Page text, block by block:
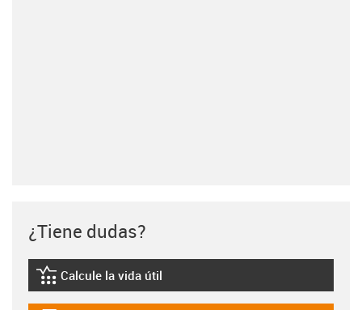
¿Tiene dudas?
igus-icon-lebensdauerrechner
Calcule la vida útil